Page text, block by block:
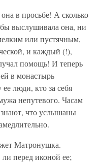
в просьбе! А сколько
выслушивала она, ни
или пустячным,
и каждый (!),
помощь! И теперь
в монастырь
люди, кто за себя
непутевого. Часам
знают, что услышаны
Матронушка.
перед иконой ее;